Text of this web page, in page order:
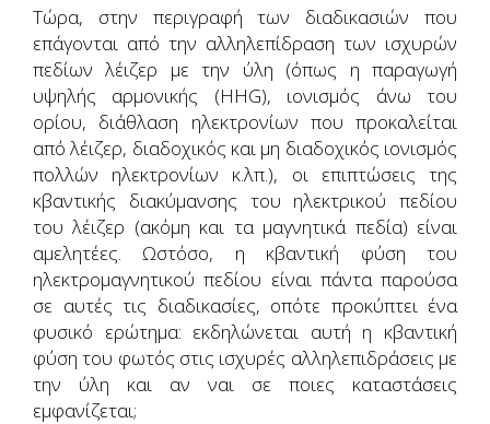
Τώρα, στην περιγραφή των διαδικασιών που
επάγονται από την αλληλεπίδραση των ισχυρών
πεδίων λέιζερ με την ύλη (όπως η παραγωγή
υψηλής αρμονικής (HHG), ιονισμός άνω του
ορίου, διάθλαση ηλεκτρονίων που προκαλείται
από λέιζερ, διαδοχικός και μη διαδοχικός ιονισμός
πολλών ηλεκτρονίων κ.λπ.), οι επιπτώσεις της
κβαντικής διακύμανσης του ηλεκτρικού πεδίου
του λέιζερ (ακόμη και τα μαγνητικά πεδία) είναι
αμελητέες. Ωστόσο, η κβαντική φύση του
ηλεκτρομαγνητικού πεδίου είναι πάντα παρούσα
σε αυτές τις διαδικασίες, οπότε προκύπτει ένα
φυσικό ερώτημα: εκδηλώνεται αυτή η κβαντική
φύση του φωτός στις ισχυρές αλληλεπιδράσεις με
την ύλη και αν ναι σε ποιες καταστάσεις
εμφανίζεται;